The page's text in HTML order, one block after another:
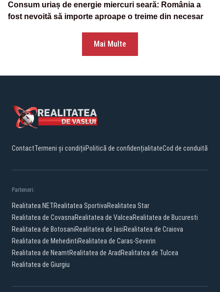
Consum uriaș de energie miercuri seară: România a
fost nevoită să importe aproape o treime din necesar
Mai Multe
ContactTermeni și condițiiPolitică de confidențialitateCod de conduită
Parteneri:
Realitatea.NETRealitatea SportivaRealitatea Star
Realitatea de CovasnaRealitatea de ValceaRealitatea de Bucuresti
Realitatea de BotosaniRealitatea de IasiRealitatea de Craiova
Realitatea de MehedintiRealitatea de Caras-Severin
Realitatea de NeamtRealitatea de Arad Realitatea de Tulcea
Realitatea de Giurgiu